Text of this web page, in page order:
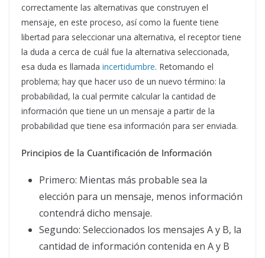
correctamente las alternativas que construyen el
mensaje, en este proceso, así como la fuente tiene
libertad para seleccionar una alternativa, el receptor tiene
la duda a cerca de cuál fue la alternativa seleccionada,
esa duda es llamada incertidumbre. Retomando el
problema; hay que hacer uso de un nuevo término: la
probabilidad, la cual permite calcular la cantidad de
información que tiene un un mensaje a partir de la
probabilidad que tiene esa información para ser enviada.
Principios de la Cuantificación de Información
Primero: Mientas más probable sea la
elección para un mensaje, menos información
contendrá dicho mensaje.
Segundo: Seleccionados los mensajes A y B, la
cantidad de información contenida en A y B